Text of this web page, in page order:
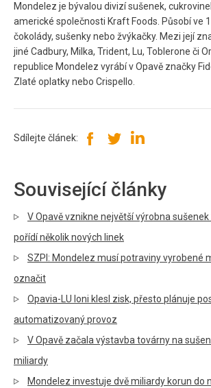
Mondelez je bývalou divizí sušenek,
americké společnosti Kraft Foods. Působí ve
čokolády, sušenky nebo žvýkačky. Mezi její
jiné Cadbury, Milka, Trident, Lu, Toblerone či
republice Mondelez vyrábí v Opavě značky
Zlaté oplatky nebo Crispello.
Sdílejte článek:
Související články
V Opavě vznikne největší výrobna sušenek
pořídí několik nových linek
SZPI: Mondelez musí potraviny vyrobené
označit
Opavia-LU loni klesl zisk, přesto plánuje
automatizovaný provoz
V Opavě začala výstavba továrny na
miliardy
Mondelez investuje dvě miliardy korun do